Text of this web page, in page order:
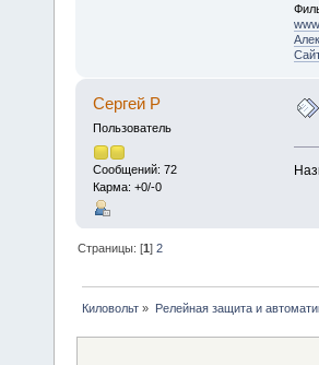
Сергей Р
Пользователь
Сообщений: 72
Карма: +0/-0
Страницы: [1]2
Киловольт » Релейная защита и